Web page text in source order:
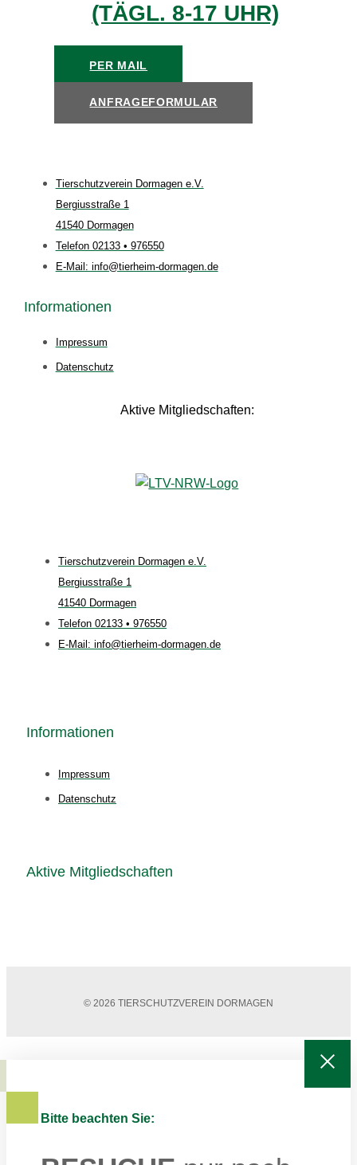
(TÄGL. 8-17 UHR)
PER MAIL
ANFRAGEFORMULAR
Tierschutzverein Dormagen e.V.
Bergiusstraße 1
41540 Dormagen
Telefon 02133 • 976550
E-Mail: info@tierheim-dormagen.de
Informationen
Impressum
Datenschutz
Aktive Mitgliedschaften:
Tierschutzverein Dormagen e.V.
Bergiusstraße 1
41540 Dormagen
Telefon 02133 • 976550
E-Mail: info@tierheim-dormagen.de
Informationen
Impressum
Datenschutz
Aktive Mitgliedschaften
© 2026 TIERSCHUTZVEREIN DORMAGEN
Bitte beachten Sie: